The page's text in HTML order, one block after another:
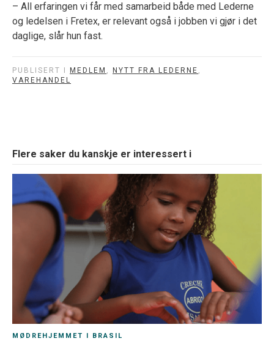
– All erfaringen vi får med samarbeid både med Lederne
og ledelsen i Fretex, er relevant også i jobben vi gjør i det
daglige, slår hun fast.
PUBLISERT I MEDLEM , NYTT FRA LEDERNE ,
VAREHANDEL
Flere saker du kanskje er interessert i
MØDREHJEMMET I BRASIL